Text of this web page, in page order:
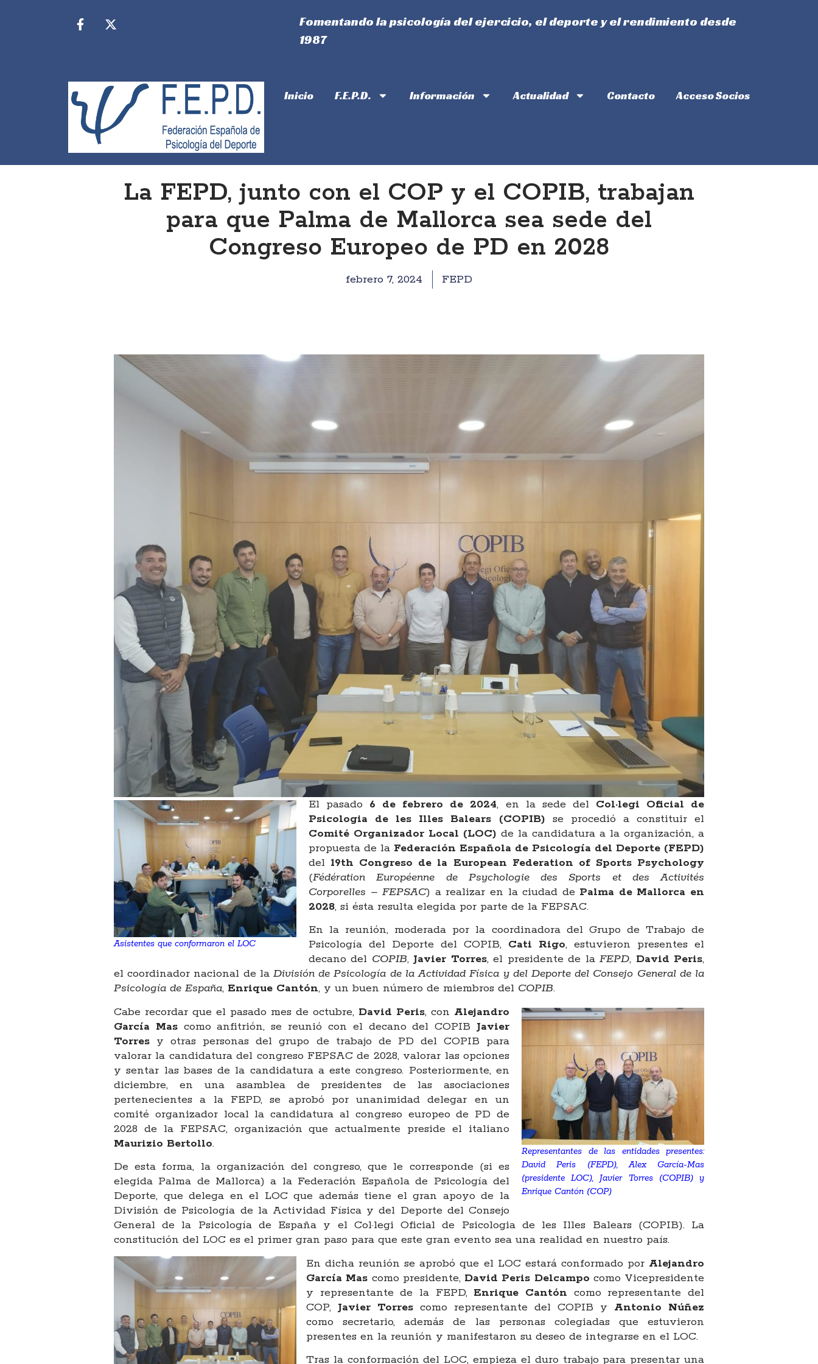
Fomentando la psicología del ejercicio, el deporte y el rendimiento desde
1987
Inicio F.E.P.D. Información Actualidad Contacto Acceso Socios
La FEPD, junto con el COP y el COPIB, trabajan
para que Palma de Mallorca sea sede del
Congreso Europeo de PD en 2028
febrero 7, 2024 FEPD
Asistentes que conformaron el LOC
El pasado 6 de febrero de 2024, en la sede del Col·legi Oficial de
Psicologia de les Illes Balears (COPIB) se procedió a constituir el
Comité Organizador Local (LOC) de la candidatura a la organización, a
propuesta de la Federación Española de Psicología del Deporte (FEPD)
del 19th Congreso de la European Federation of Sports Psychology
(Fédération Européenne de Psychologie des Sports et des Activités
Corporelles – FEPSAC) a realizar en la ciudad de Palma de Mallorca en
2028, si ésta resulta elegida por parte de la FEPSAC.
En la reunión, moderada por la coordinadora del Grupo de Trabajo de
Psicología del Deporte del COPIB, Cati Rigo, estuvieron presentes el
decano del COPIB,Javier Torres, el presidente de laFEPD, David Peris,
el coordinador nacional de laDivisión de Psicología de la Actividad Física y del Deporte del Consejo General de la
Psicología de España, Enrique Cantón, y un buen número de miembros del COPIB.
Representantes de las entidades presentes:
David Peris (FEPD), Alex García-Mas
(presidente LOC), Javier Torres (COPIB) y
Enrique Cantón (COP)
Cabe recordar que el pasado mes de octubre, David Peris, con Alejandro
García Mascomo anfitrión, se reunió con el decano del COPIB Javier
Torres y otras personas del grupo de trabajo de PD del COPIB para
valorar la candidatura del congreso FEPSAC de 2028, valorar las opciones
y sentar las bases de la candidatura a este congreso. Posteriormente, en
diciembre, en una asamblea de presidentes de las asociaciones
pertenecientes a la FEPD, se aprobó por unanimidad delegar en un
comité organizador local la candidatura al congreso europeo de PD de
2028 de la FEPSAC, organización que actualmente preside el italiano
Maurizio Bertollo.
De esta forma, la organización del congreso, que le corresponde (si es
elegida Palma de Mallorca) a la Federación Española de Psicología del
Deporte, que delega en el LOC que además tiene el gran apoyo de la
División de Psicología de la Actividad Física y del Deporte del Consejo
General de la Psicología de España y el Col·legi Oficial de Psicologia de les Illes Balears (COPIB). La
constitución del LOC es el primer gran paso para que este gran evento sea una realidad en nuestro país.
En dicha reunión se aprobó que el LOC estará conformado por Alejandro
García Mas como presidente, David Peris Delcampo como Vicepresidente
y representante de la FEPD, Enrique Cantón como representante del
COP, Javier Torres como representante del COPIB y Antonio Núñez
como secretario, además de las personas colegiadas que estuvieron
presentes en la reunión y manifestaron su deseo de integrarse en el LOC.
Tras la conformación del LOC, empieza el duro trabajo para presentar una